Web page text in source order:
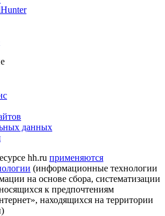
данных
hh.ru применяются
(информационные технологии
на основе сбора, систематизации
к предпочтениям
находящихся на территории